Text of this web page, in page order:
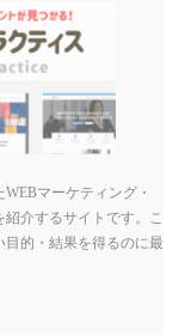
マーケティング・
介するサイトです。こ
的・結果を得るのに最